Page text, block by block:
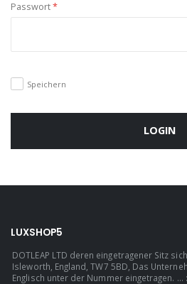
Passwort*
Speichern
LOGIN
LUXSHOP5
DOTLEAP LTD deren eingetragener Sitz
Isleworth, England, TW7 5BD, Das
Englisch unter der Nummer eingetragen. ...